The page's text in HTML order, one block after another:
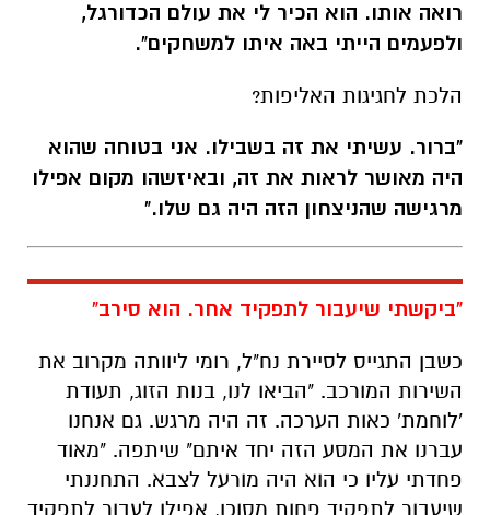
"ברור. עשיתי את זה בשבילו. אני בטוחה שהוא
מרגישה שהניצחון הזה היה גם שלו."
"ביקשתי שיעבור לתפקיד אחר. הוא סירב"
כשבן התגייס לסיירת נח"ל, רומי ליוותה מקרוב את
השירות המורכב. "הביאו לנו, בנות הזוג, תעודת
'לוחמת' כאות הערכה. זה היה מרגש. גם אנחנו
פחדתי עליו כי הוא היה מורעל לצבא.התחננתי
שיעבור לתפקיד פחות מסוכן, אפילו לעבור לתפקיד
של רס"פ, אבל. הוא לא הסכים לשמוע. בן תמיד
אמר: 'אני לא אנטוש את החברים שלי. אם לא אני,
אז מי יעשה את מה שאני עושה?".